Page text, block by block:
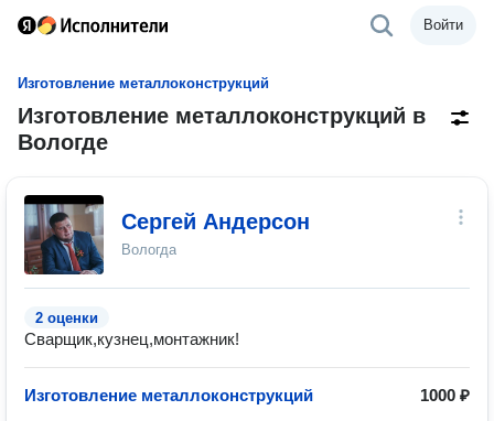
Войти
Изготовление металлоконструкций
Изготовление металлоконструкций в
Вологде
Сергей Андерсон
Вологда
2 оценки
Сварщик,кузнец,монтажник!
Изготовление металлоконструкций 1000 ₽